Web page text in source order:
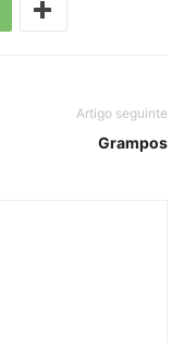
Artigo seguinte
Grampos